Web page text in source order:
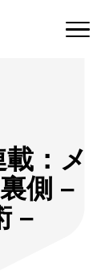
：メ
側 –
–